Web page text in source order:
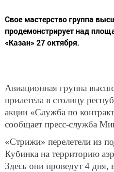
Свое мастерство группа
продемонстрирует над
«Казан» 27 октября.
Авиационная группа
прилетела в столицу
акции «Служба по
сообщает пресс-служба
«Стрижи» перелетели из
Кубинка на территорию
Здесь они проведут 4 дня,